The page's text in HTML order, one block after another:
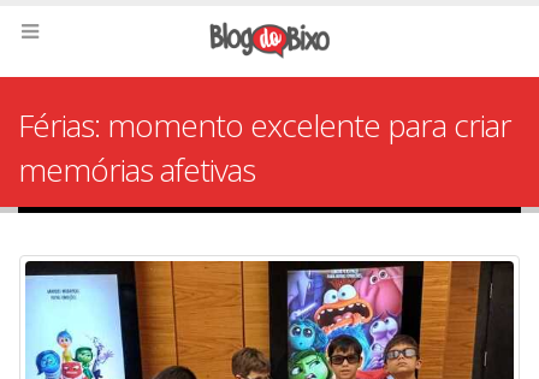
Férias: momento excelente para criar
memórias afetivas